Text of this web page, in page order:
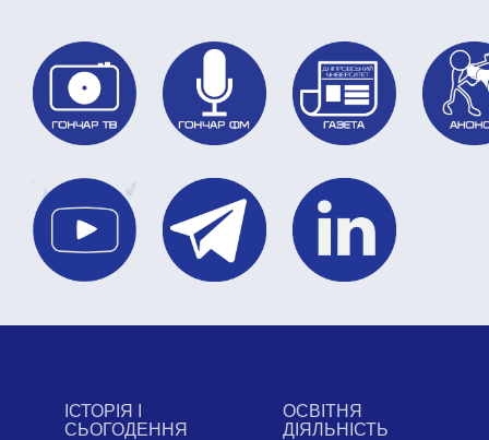
ІСТОРІЯ І
СЬОГОДЕННЯ
ОСВІТНЯ
ДІЯЛЬНІСТЬ